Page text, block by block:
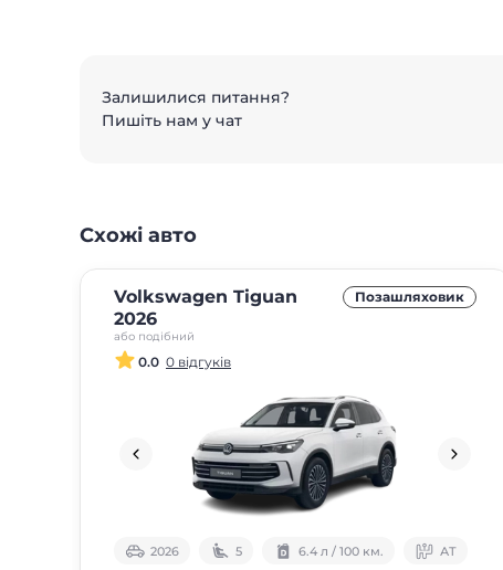
Залишилися питання?
Пишіть нам у чат
Схожі авто
Volkswagen Tiguan
2026
або подібний
Позашляховик
0.0 0 відгуків
2026 5 6.4 л / 100 км. АТ